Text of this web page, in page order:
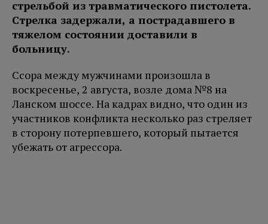
стрельбой из травматического пистолета.
Стрелка задержали, а пострадавшего в
тяжелом состоянии доставили в
больницу.
Ссора между мужчинами произошла в
воскресенье, 2 августа, возле дома №8 на
Ланском шоссе. На кадрах видно, что один из
участников конфликта несколько раз стреляет
в сторону потерпевшего, который пытается
убежать от агрессора.